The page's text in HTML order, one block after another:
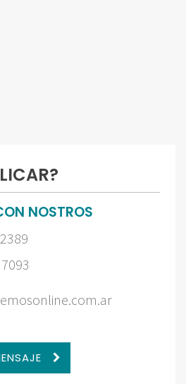
NOSTROS